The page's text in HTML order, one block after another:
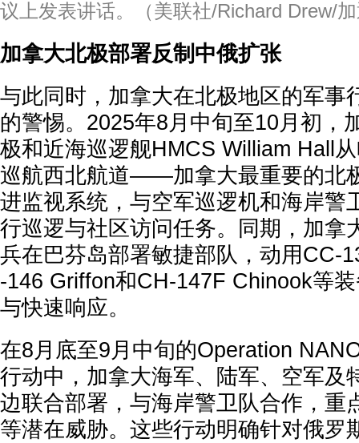
议上发表讲话。（美联社/Richard Drew/
加拿大北极部署反制中俄扩张
与此同时，加拿大在北极地区的军事
的警惕。2025年8月中旬至10月初，
极和近海巡逻舰HMCS William Hall
巡航西北航道——加拿大最重要的北
进监视系统，与空军巡逻机和海岸警
行巡逻与社区访问任务。同期，加拿
兵在巴芬岛部署敏捷部队，动用CC-
-146 Griffon和CH-147F Chinook等
与快速响应。
在8月底至9月中旬的Operation
行动中，加拿大海军、陆军、空军及
边联合部署，与海岸警卫队合作，重
等潜在威胁。这些行动明确针对俄罗